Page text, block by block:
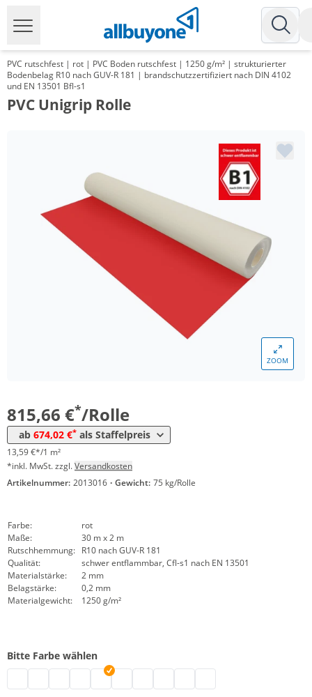
PVC rutschfest | rot | PVC Boden rutschfest | 1250 g/m² | strukturierter
Bodenbelag R10 nach GUV-R 181 | brandschutzzertifiziert nach DIN 4102
und EN 13501 Bfl-s1
PVC Unigrip Rolle
ZOOM
815,66 €*/Rolle
ab 674,02 €* als Staffelpreis
Preis
13,59 €*/1 m²
*inkl. MwSt. zzgl.Versandkosten
Artikelnummer: 2013016 · Gewicht: 75 kg/Rolle
Farbe:
rot
Maße:
30 m x 2 m
Rutschhemmung: R10 nach GUV-R 181
Qualität:
schwer entflammbar, Cfl-s1 nach EN 13501
Materialstärke:
2 mm
Belagstärke:
0,2 mm
Materialgewicht:
1250 g/m²
Bitte Farbe wählen
PVC rutschfest | grau
PVC rutschfest | schwarz
PVC rutschfest | weiß
PVC rutschfest | blau
PVC rutschfest | rot
PVC rutschfest | hellgrau